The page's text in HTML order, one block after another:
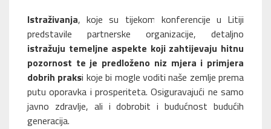
Istraživanja, koje su tijekom konferencije u Litiji
predstavile partnerske organizacije, detaljno
istražuju temeljne aspekte koji zahtijevaju hitnu
pozornost te je predloženo niz mjera i primjera
dobrih praksi koje bi mogle voditi naše zemlje prema
putu oporavka i prosperiteta. Osiguravajući ne samo
javno zdravlje, ali i dobrobit i budućnost budućih
generacija.